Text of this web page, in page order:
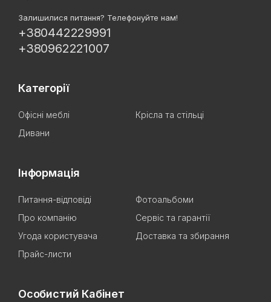
Залишилися питання? Телефонуйте нам!
+380442229991
+380962221007
Категорії
Офісні меблі
Крісла та стільці
Дивани
Інформація
Питання-відповіді
Фотоальбоми
Про компанію
Сервіс та гарантії
Угода користувача
Доставка та збирання
Прайс-листи
Особистий Кабінет